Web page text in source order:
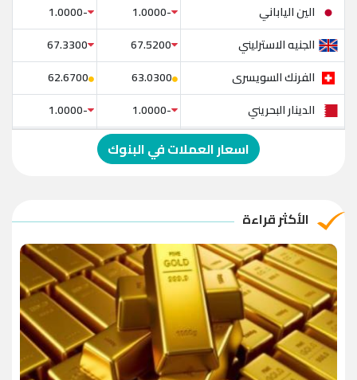
الين الياباني
-1.0000
-1.0000
الجنيه الاسترليني
67.5200
67.3300
الفرنك السويسرى
63.0300
62.6700
الدينار البحريني
-1.0000
-1.0000
الدولار الإسترالي
-1.0000
الدينار الأردني
-1.0000
-1.0000
اسعار العملات في البنوك
الأكثر قراءة